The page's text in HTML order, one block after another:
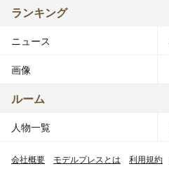
ランキング
ニュース
画像
ルーム
人物一覧
会社概要 モデルプレスとは 利用規約